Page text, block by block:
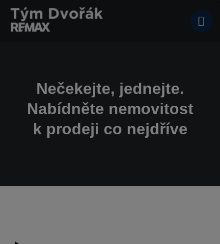
Nečekejte, jednejte.
Nabídněte nemovitost
k prodeji co nejdříve